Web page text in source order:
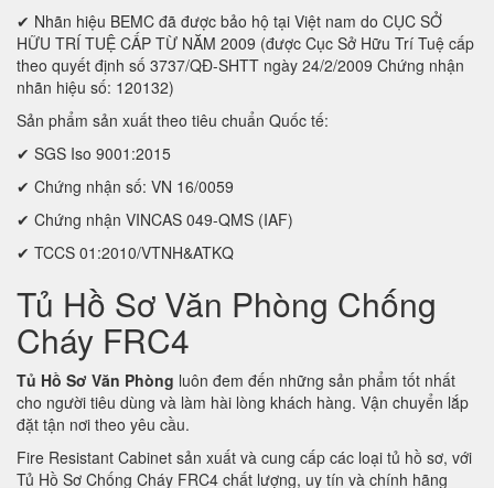
✔ Nhãn hiệu BEMC đã được bảo hộ tại Việt nam do CỤC SỞ
HỮU TRÍ TUỆ CẤP TỪ NĂM 2009 (được Cục Sở Hữu Trí Tuệ cấp
theo quyết định số 3737/QĐ-SHTT ngày 24/2/2009 Chứng nhận
nhãn hiệu số: 120132)
Sản phẩm sản xuất theo tiêu chuẩn Quốc tế:
✔ SGS Iso 9001:2015
✔ Chứng nhận số: VN 16/0059
✔ Chứng nhận VINCAS 049-QMS (IAF)
✔ TCCS 01:2010/VTNH&ATKQ
Tủ Hồ Sơ Văn Phòng Chống
Cháy FRC4
Tủ Hồ Sơ Văn Phòng luôn đem đến những sản phẩm tốt nhất
cho người tiêu dùng và làm hài lòng khách hàng. Vận chuyển lắp
đặt tận nơi theo yêu cầu.
Fire Resistant Cabinet sản xuất và cung cấp các loại tủ hồ sơ, với
Tủ Hồ Sơ Chống Cháy FRC4 chất lượng, uy tín và chính hãng